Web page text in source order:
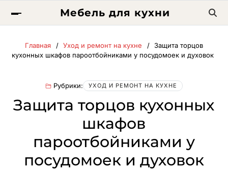
Мебель для кухни
Главная Уход и ремонт на кухне
Защита торцов
кухонных шкафов пароотбойниками у посудомоек и духовок
Рубрики: УХОД И РЕМОНТ НА КУХНЕ
Защита торцов кухонных
шкафов
пароотбойниками у
посудомоек и духовок